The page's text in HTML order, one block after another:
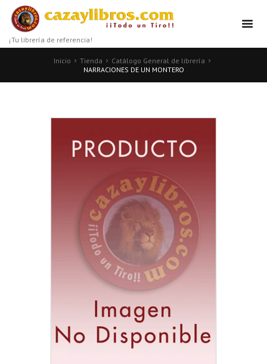
¡Tu librería de referencia!
Inicio Tienda
Catálogo General de librería
NARRACIONES DE UN MONTERO